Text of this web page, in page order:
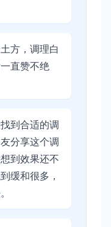
方，调理白
直赞不绝
到合适的调
分享这个调
到效果还不
缓和很多，